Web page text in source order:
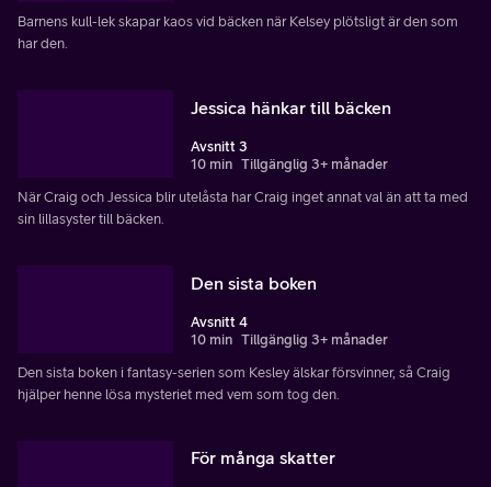
Barnens kull-lek skapar kaos vid bäcken när Kelsey plötsligt är den som
har den.
Jessica hänkar till bäcken
Avsnitt 3
10 min Tillgänglig 3+ månader
När Craig och Jessica blir utelåsta har Craig inget annat val än att ta med
sin lillasyster till bäcken.
Den sista boken
Avsnitt 4
10 min Tillgänglig 3+ månader
Den sista boken i fantasy-serien som Kesley älskar försvinner, så Craig
hjälper henne lösa mysteriet med vem som tog den.
För många skatter